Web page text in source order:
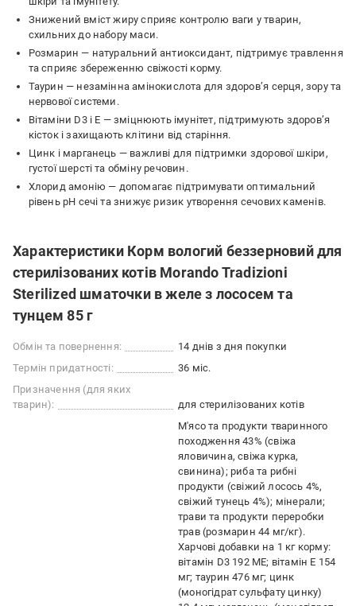
Знижений вміст жиру сприяє контролю ваги у тварин,
схильних до набору маси.
Розмарин — натуральний антиоксидант, підтримує травлення
та сприяє збереженню свіжості корму.
Таурин — незамінна амінокислота для здоров’я серця, зору та
нервової системи.
Вітаміни D3 і E — зміцнюють імунітет, підтримують здоров’я
кісток і захищають клітини від старіння.
Цинк і марганець — важливі для підтримки здорової шкіри,
густої шерсті та обміну речовин.
Хлорид амонію — допомагає підтримувати оптимальний
рівень pH сечі та знижує ризик утворення сечових каменів.
Характеристики Корм вологий беззерновий для
стерилізованих котів Morando Tradizioni
Sterilized шматочки в желе з лососем та
тунцем 85 г
Обмін та повернення:
14 днів з дня покупки
Термін придатності:
36 міс.
Призначення (для яких
тварин):
для стерилізованих котів
М'ясо та продукти тваринного
походження 43% (свіжа
яловичина, свіжа курка,
свинина); риба та рибні
продукти (свіжий лосось 4%,
свіжий тунець 4%); мінерали;
трави та продукти переробки
трав (розмарин 44 мг/кг).
Харчові добавки на 1 кг корму:
вітамін D3 192 МЕ; вітамін E 154
мг; таурин 476 мг; цинк
(моногідрат сульфату цинку)